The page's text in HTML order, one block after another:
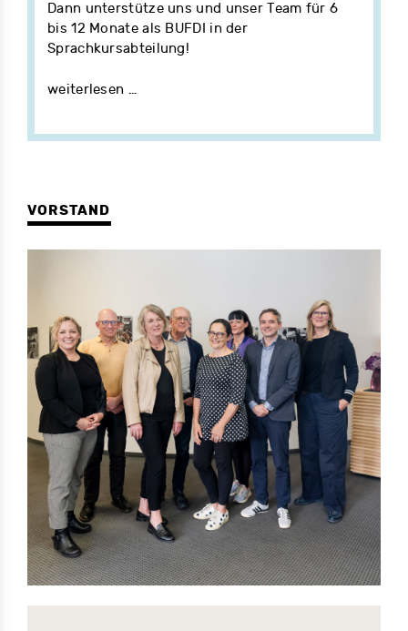
Dann unterstütze uns und unser Team für 6
bis 12 Monate als BUFDI in der
Sprachkursabteilung!
weiterlesen …
VORSTAND